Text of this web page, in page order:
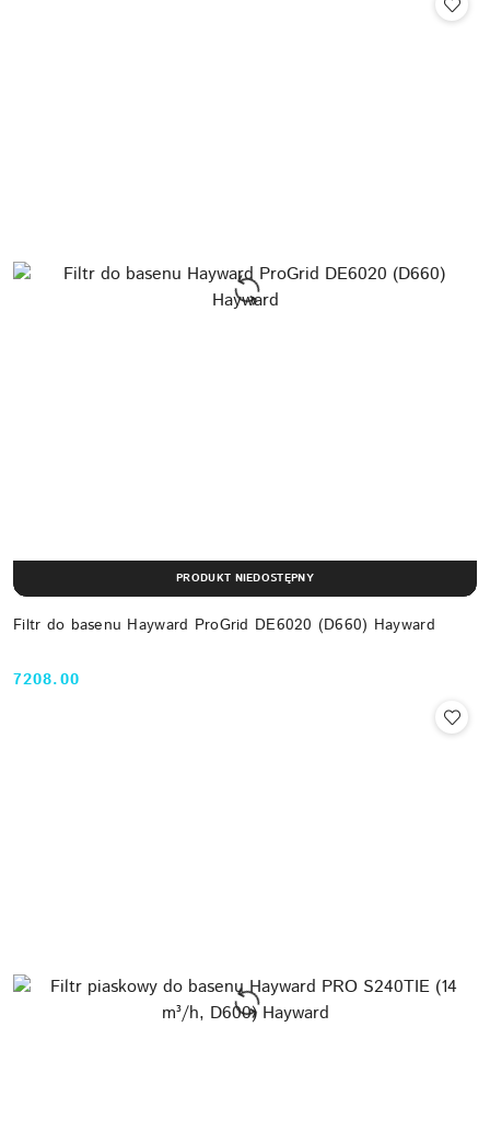
Filtr do basenu Hayward ProGrid DE6020 (D660) Hayward
Cena:
7208.00
PRODUKT NIEDOSTĘPNY